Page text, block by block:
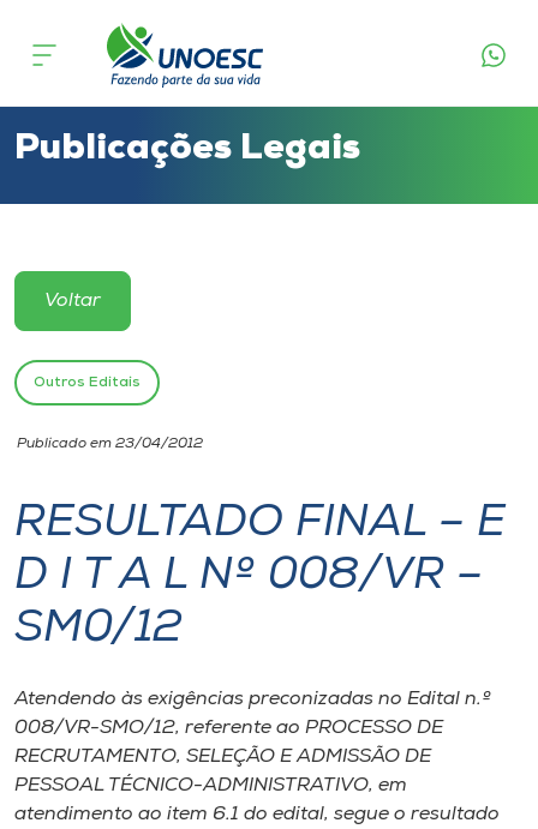
Cursos
Atendimento ao Estudante
Portal de Ensino
Unoesc
Internacionalização
I.nova
Cultura
CPA
Publicações Legais
Voltar
Outros Editais
Publicado em 23/04/2012
RESULTADO FINAL – E
D I T A L Nº 008/VR –
SM0/12
Atendendo às exigências preconizadas no Edital n.º
008/VR-SMO/12, referente ao PROCESSO DE
RECRUTAMENTO, SELEÇÃO E ADMISSÃO DE
PESSOAL TÉCNICO-ADMINISTRATIVO, em
atendimento ao item 6.1 do edital, segue o resultado